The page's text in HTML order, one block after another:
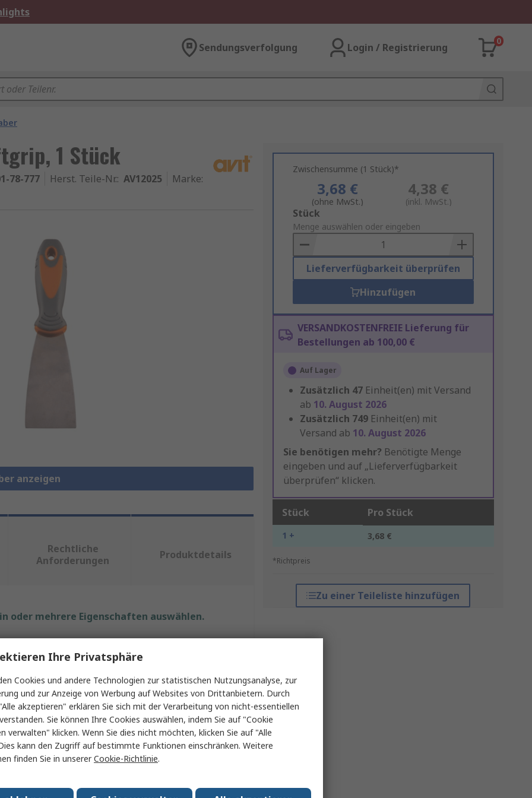
Sendungsverfolgung Login / Registrierung
0
1 Stück
78-777 Herst. Teile-Nr.: AV12025 Marke:
anzeigen
Zwischensumme (1 Stück)*
3,68 €
(ohne MwSt.)
4,38 €
(inkl. MwSt.)
Add
to
Basket
Stück
Menge auswählen oder eingeben
Lieferverfügbarkeit überprüfen
Hinzufügen
VERSANDKOSTENFREIE Lieferung für
Bestellungen ab 100,00 €
Auf Lager
Zusätzlich 47 Einheit(en) mit Versand
ab 10. August 2026
Zusätzlich 749 Einheit(en) mit
Versand ab 10. August 2026
Sie benötigen mehr? Benötigte Menge
eingeben und auf „Lieferverfügbarkeit
überprüfen“ klicken.
Stück Pro Stück
1 + 3,68 €
*Richtpreis
Zu einer Teileliste hinzufügen
Rechtliche
Anforderungen
Produktdetails
oder mehrere Eigenschaften auswählen.
Typ Schaber
Schaber
Softgrip
Ihre Privatsphäre
Cookies und andere Technologien zur statistischen Nutzungsanalyse, zur
und zur Anzeige von Werbung auf Websites von Drittanbietern. Durch
akzeptieren" erklären Sie sich mit der Verarbeitung von nicht-essentiellen
Sie können Ihre Cookies auswählen, indem Sie auf "Cookie
verwalten" klicken. Wenn Sie dies nicht möchten, klicken Sie auf "Alle
kann den Zugriff auf bestimmte Funktionen einschränken. Weitere
finden Sie in unsererCookie-Richtlinie.